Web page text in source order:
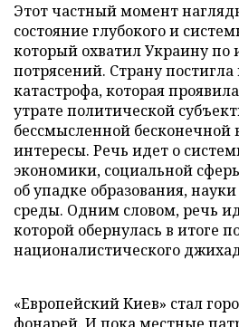
Этот частный момент
состояние глубокого и
который охватил Украину
потрясений. Страну
катастрофа, которая
утрате политической
бессмысленной бесконечной
интересы. Речь идет о
экономики, социальной
об упадке образования,
среды. Одним словом, речь
которой обернулась в итоге
националистического
«Европейский Киев» стал